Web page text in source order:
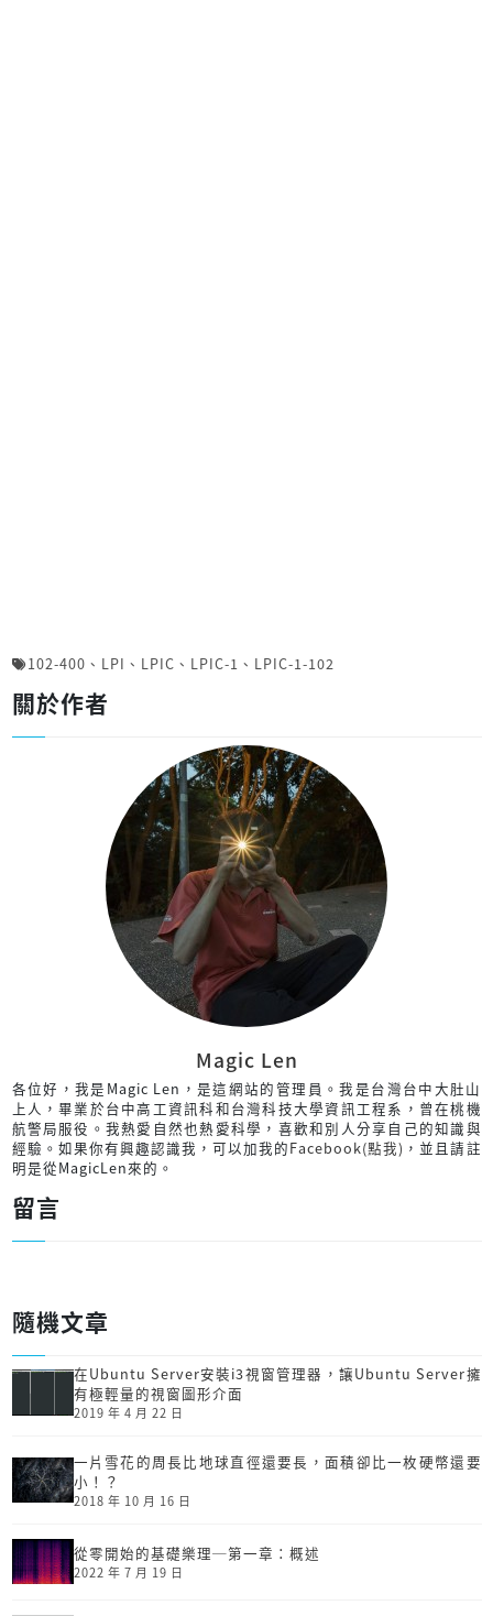
102-400 、 LPI 、 LPIC 、 LPIC-1 、 LPIC-1-102
關於作者
Magic Len
各位好，我是Magic Len，是這網站的管理員。我是台灣台中大肚山
上人，畢業於台中高工資訊科和台灣科技大學資訊工程系，曾在桃機
航警局服役。我熱愛自然也熱愛科學，喜歡和別人分享自己的知識與
經驗。如果你有興趣認識我，可以加我的Facebook(點我) ，並且請註
明是從MagicLen來的。
留言
隨機文章
在Ubuntu Server安裝i3視窗管理器，讓Ubuntu Server擁
有極輕量的視窗圖形介面
2019 年 4 月 22 日
一片雪花的周長比地球直徑還要長，面積卻比一枚硬幣還要
小！？
2018 年 10 月 16 日
從零開始的基礎樂理─第一章：概述
2022 年 7 月 19 日